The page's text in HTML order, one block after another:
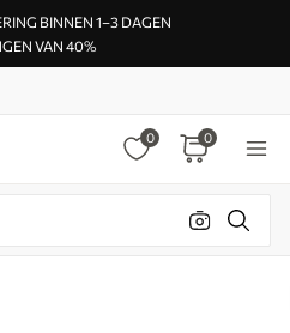
BINNEN 1–3 DAGEN
VAN 40%
0 0